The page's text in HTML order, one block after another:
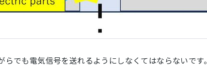
らでも電気信号を送れるようにしなくてはならないです。